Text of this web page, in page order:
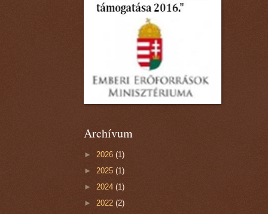
Archívum
► 2026 (1)
► 2025 (1)
► 2024 (1)
► 2022 (2)